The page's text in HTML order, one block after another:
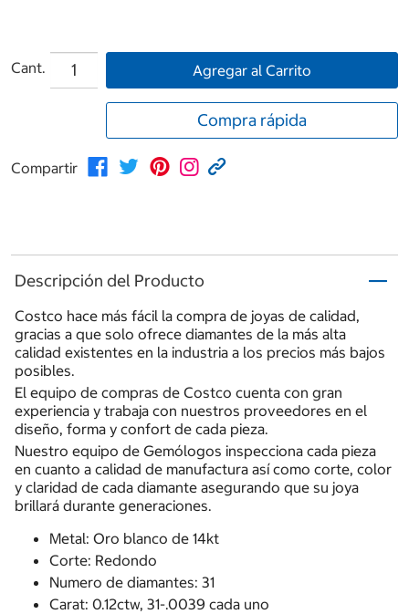
Cant. Agregar al Carrito
Compra rápida
Compartir
Descripción del Producto
Costco hace más fácil la compra de joyas de calidad,
gracias a que solo ofrece diamantes de la más alta
calidad existentes en la industria a los precios más bajos
posibles.
El equipo de compras de Costco cuenta con gran
experiencia y trabaja con nuestros proveedores en el
diseño, forma y confort de cada pieza.
Nuestro equipo de Gemólogos inspecciona cada pieza
en cuanto a calidad de manufactura así como corte, color
y claridad de cada diamante asegurando que su joya
brillará durante generaciones.
Metal: Oro blanco de 14kt
Corte: Redondo
Numero de diamantes: 31
Carat: 0.12ctw, 31-.0039 cada uno